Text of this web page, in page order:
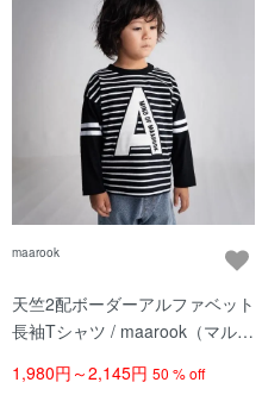
maarook
天竺2配ボーダーアルファベット
長袖Tシャツ / maarook（マルー
1,980円～2,145円 50 % off